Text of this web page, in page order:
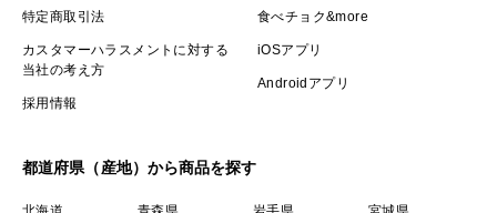
特定商取引法
カスタマーハラスメントに対する
当社の考え方
採用情報
食べチョク&more
iOSアプリ
Androidアプリ
都道府県（産地）から商品を探す